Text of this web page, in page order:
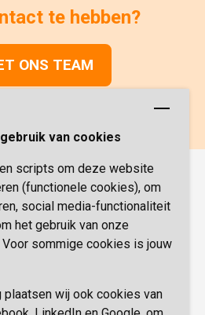
van cookies
scripts om deze website
(functionele cookies), om
social media-functionaliteit
het gebruik van onze
sommige cookies is jouw
wij ook cookies van
te hebben?
ONS TEAM